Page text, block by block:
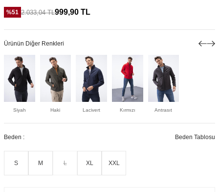
%51 2.033,04TL999,90 TL
Ürünün Diğer Renkleri
Siyah Haki Lacivert Kırmızı Antrasıt
Beden : Beden Tablosu
S M L XL XXL